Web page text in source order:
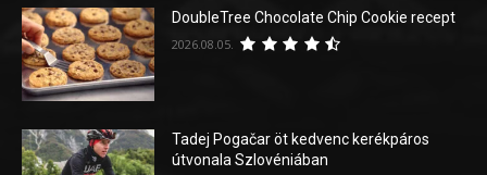
DoubleTree Chocolate Chip Cookie recept
2026.08.05.
Tadej Pogačar öt kedvenc kerékpáros
útvonala Szlovéniában